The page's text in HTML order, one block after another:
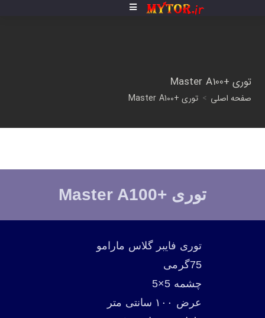
توری +Master A100
صفحه اصلی > توری +Master A100
توری +Master A100
توری فایبر گلاس مارامو
75گرمی
چشمه 5×5
عرض ۱۰۰ سانتی متر